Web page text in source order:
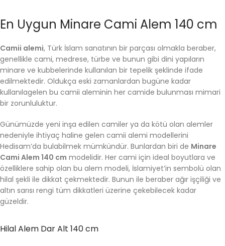
En Uygun Minare Cami Alem 140 cm
Camii alemi, Türk İslam sanatının bir parçası olmakla beraber,
genellikle cami, medrese, türbe ve bunun gibi dini yapıların
minare ve kubbelerinde kullanılan bir tepelik şeklinde ifade
edilmektedir. Oldukça eski zamanlardan bugüne kadar
kullanılagelen bu camii aleminin her camide bulunması mimari
bir zorunluluktur.
Günümüzde yeni inşa edilen camiler ya da kötü olan alemler
nedeniyle ihtiyaç haline gelen camii alemi modellerini
Hedisam’da bulabilmek mümkündür. Bunlardan biri de Minare
Cami Alem 140 cm modelidir. Her cami için ideal boyutlara ve
özelliklere sahip olan bu alem modeli, İslamiyet’in sembolü olan
hilal şekli ile dikkat çekmektedir. Bunun ile beraber ağır işçiliği ve
altın sarısı rengi tüm dikkatleri üzerine çekebilecek kadar
güzeldir.
Hilal Alem Dar Alt 140 cm